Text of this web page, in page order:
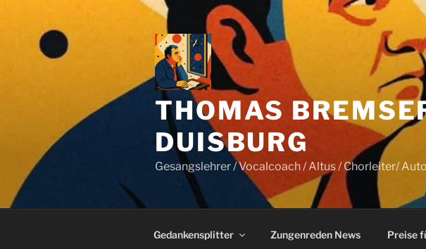
springen
THOMAS
DUISBURG
Gesangslehrer / Vocalcoach / Altus / Chorleiter/
Gedankensplitter Zungenreden News Preise